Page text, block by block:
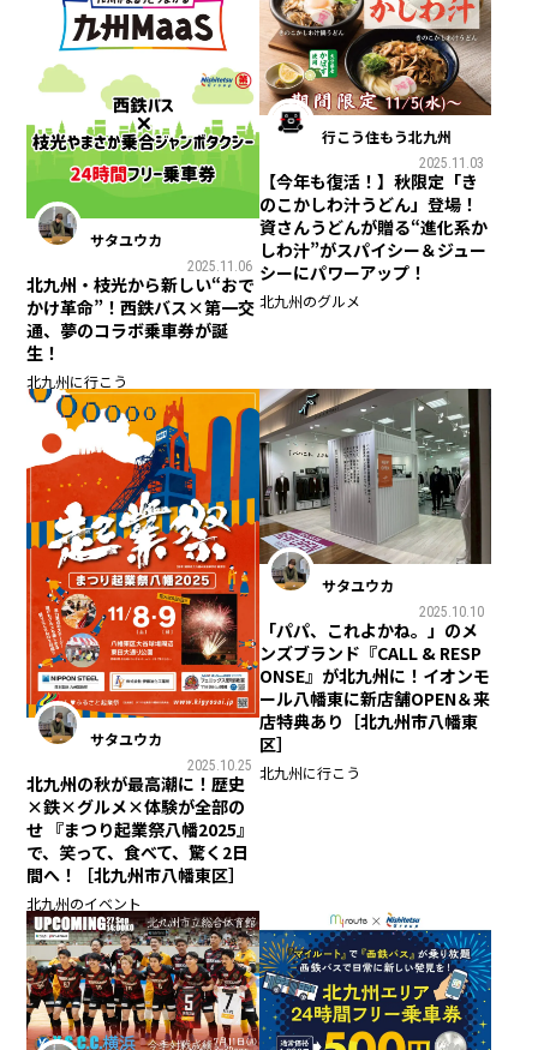
サタユウカ
2025.11.06
北九州・枝光から新しい“おで
かけ革命”！西鉄バス×第一交
通、夢のコラボ乗車券が誕
生！
北九州に行こう
行こう住もう北九州
2025.11.03
【今年も復活！】秋限定「き
のこかしわ汁うどん」登場！
資さんうどんが贈る“進化系か
しわ汁”がスパイシー＆ジュー
シーにパワーアップ！
北九州のグルメ
サタユウカ
2025.10.25
北九州の秋が最高潮に！歴史
×鉄×グルメ×体験が全部の
せ 『まつり起業祭八幡2025』
で、笑って、食べて、驚く2日
間へ！［北九州市八幡東区］
北九州のイベント
サタユウカ
2025.10.10
「パパ、これよかね。」のメ
ンズブランド『CALL & RESP
ONSE』が北九州に！イオンモ
ール八幡東に新店舗OPEN＆来
店特典あり［北九州市八幡東
区］
北九州に行こう